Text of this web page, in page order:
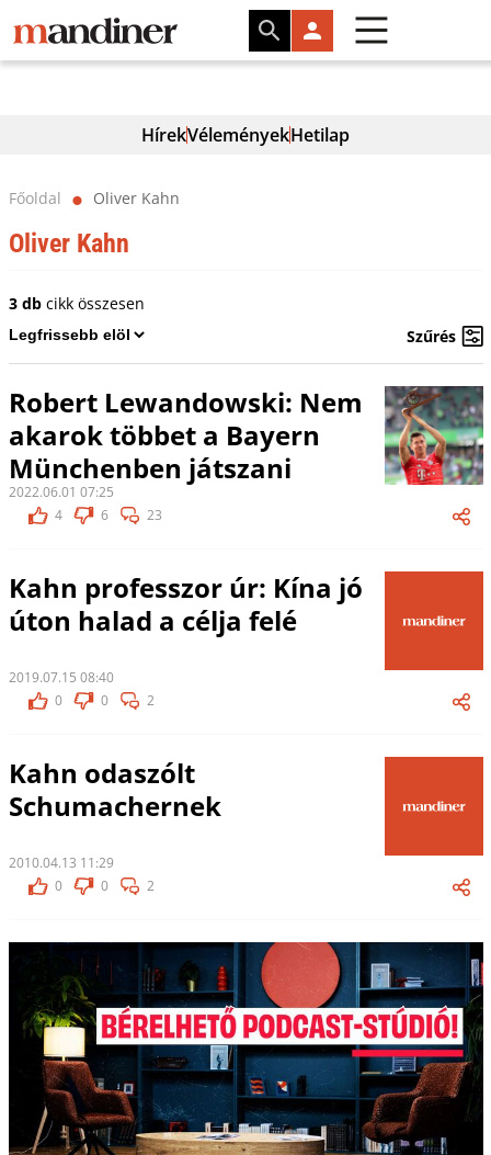
HírekVéleményekHetilap
Főoldal ⬤ Oliver Kahn
Oliver Kahn
3 dbcikk összesen
Szűrés
Robert Lewandowski: Nem
akarok többet a Bayern
Münchenben játszani
2022.06.01 07:25
4
6 23
Kahn professzor úr: Kína jó
úton halad a célja felé
2019.07.15 08:40
0
0 2
Kahn odaszólt
Schumachernek
2010.04.13 11:29
0
0 2